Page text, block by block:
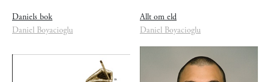
Daniels bok
Daniel Boyacioglu
Allt om eld
Daniel Boyacioglu